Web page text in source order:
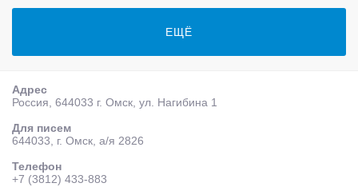
ЕЩЁ
Адрес
Россия, 644033 г. Омск, ул. Нагибина 1
Для писем
644033, г. Омск, а/я 2826
Телефон
+7 (3812) 433-883